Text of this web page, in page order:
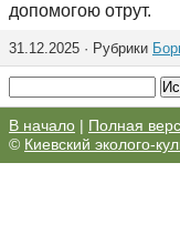
допомогою отрут.
31.12.2025 · Рубрики
В начало | Полная
© Киевский эколого-